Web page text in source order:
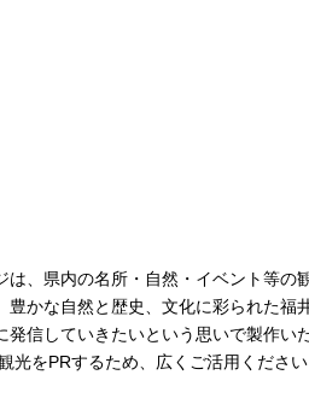
は、県内の名所・自然・イベント等の
豊かな自然と歴史、文化に彩られた福
発信していきたいという思いで製作い
光をPRするため、広くご活用くださ